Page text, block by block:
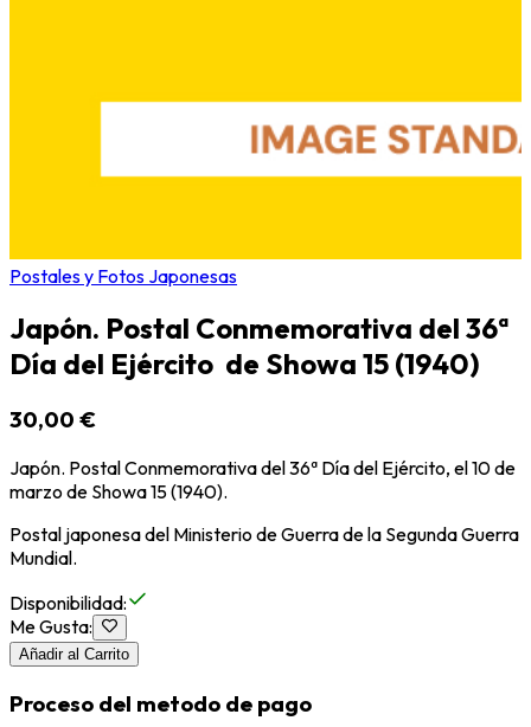
Postales y Fotos Japonesas
Japón. Postal Conmemorativa del 36ª
Día del Ejército de Showa 15 (1940)
30,00 €
Japón. Postal Conmemorativa del 36ª Día del Ejército, el 10 de
marzo de Showa 15 (1940).
Postal japonesa del Ministerio de Guerra de la Segunda Guerra
Mundial.
Disponibilidad:
Me Gusta:
Añadir al Carrito
Proceso del metodo de pago